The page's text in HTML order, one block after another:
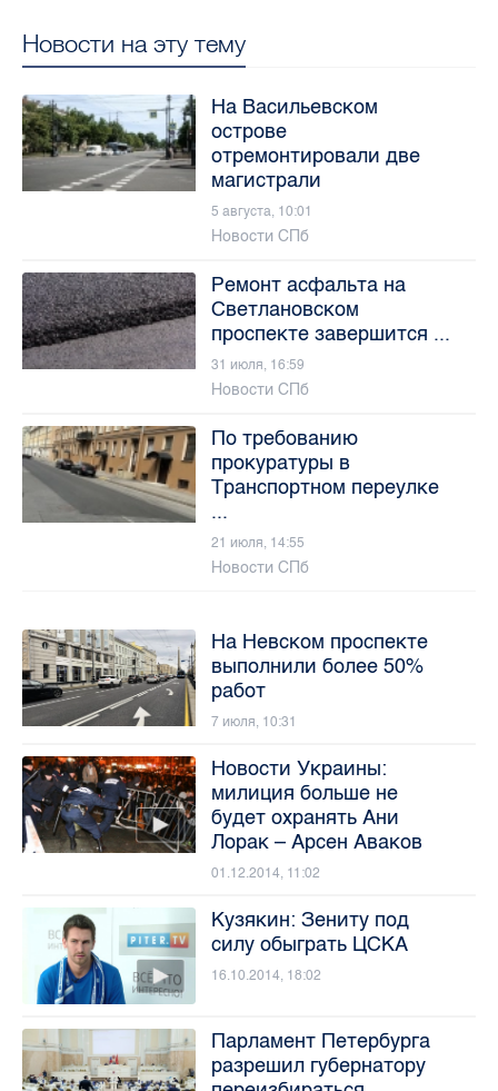
Новости на эту тему
На Васильевском
острове
отремонтировали две
магистрали
5 августа, 10:01
Новости СПб
Ремонт асфальта на
Светлановском
проспекте завершится ...
31 июля, 16:59
Новости СПб
По требованию
прокуратуры в
Транспортном переулке
...
21 июля, 14:55
Новости СПб
На Невском проспекте
выполнили более 50%
работ
7 июля, 10:31
Новости Украины:
милиция больше не
будет охранять Ани
Лорак – Арсен Аваков
01.12.2014, 11:02
Кузякин: Зениту под
силу обыграть ЦСКА
16.10.2014, 18:02
Парламент Петербурга
разрешил губернатору